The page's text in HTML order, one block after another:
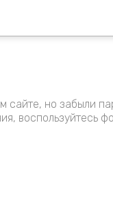
сайте, но забыли
воспользуйтесь